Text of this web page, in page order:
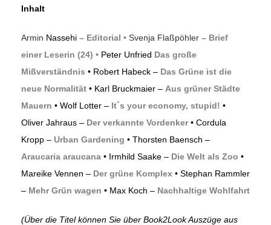
Inhalt
Armin Nassehi – Editorial • Svenja Flaßpöhler – Brief
einer Leserin (24) • Peter Unfried Das große
Mißverständnis • Robert Habeck – Das Grüne ist die
neue Normalität • Karl Bruckmaier – Aus grüner Städte
Mauern • Wolf Lotter – It´s your economy, stupid! •
Oliver Jahraus – Der verkannte Vordenker• Cordula
Kropp – Urban Gardening • Thorsten Baensch –
Araucaria araucana • Irmhild Saake – Die Welt als Zoo •
Mareike Vennen – Der grüne Komplex • Stephan Rammler
– Mehr Grün wagen • Max Koch – Nachhaltige Wohlfahrt
(Über die Titel können Sie über Book2Look Auszüge aus